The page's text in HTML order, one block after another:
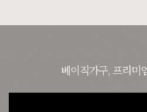
베이직가구, 프리미